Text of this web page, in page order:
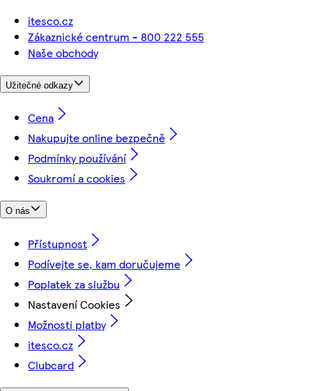
itesco.cz
Zákaznické centrum - 800 222 555
Naše obchody
Užitečné odkazy
Cena
Nakupujte online bezpečně
Podmínky používání
Soukromí a cookies
O nás
Přístupnost
Podívejte se, kam doručujeme
Poplatek za službu
Nastavení Cookies
Možnosti platby
itesco.cz
Clubcard